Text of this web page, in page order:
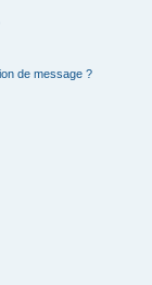
de message ?